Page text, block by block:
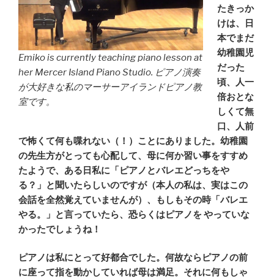
Emiko is currently teaching piano lesson at
her Mercer Island Piano Studio. ピアノ演奏
が大好きな私のマーサーアイランドピアノ教
室です。
たきっか
けは、日
本でまだ
幼稚園児
だった
頃、人一
倍おとな
しくて無
口、人前
で怖くて何も喋れない（！）ことにありました。幼稚園
の先生方がとっても心配して、母に何か習い事をすすめ
たようで、ある日私に「ピアノとバレエどっちをや
る？」と聞いたらしいのですが（本人の私は、実はこの
会話を全然覚えていませんが）、もしもその時「バレエ
やる。」と言っていたら、恐らくはピアノを やっていな
かったでしょうね！
ピアノは私にとって好都合でした。何故ならピアノの前
に座って指を動かしていれば母は満足。それに何もしゃ